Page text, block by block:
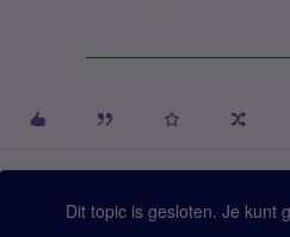
Dit topic is gesloten. Je kunt